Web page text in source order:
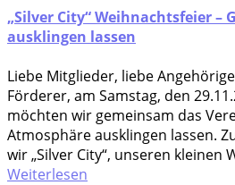
„Silver City“ Weihnachtsfeier –
ausklingen lassen
Lie­be Mit­glie­der, lie­be
Förderer, am Sams­tag, den
möch­ten wir gemein­sam das
Atmo­sphä­re aus­klin­gen las­sen.
wir „Sil­ver City“, unse­ren klei­nen
Weiterlesen